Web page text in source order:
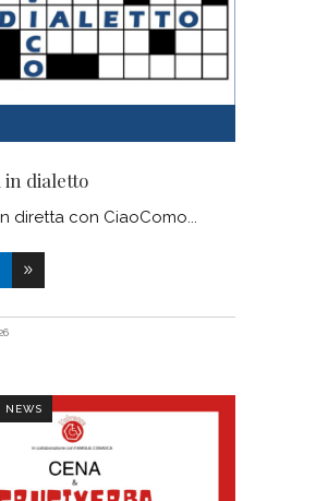
in dialetto
diretta con CiaoComo
NEWS